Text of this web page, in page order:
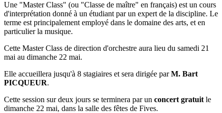
Une "Master Class" (ou "Classe de maître" en français) est un cours
d'interprétation donné à un étudiant par un expert de la discipline. Le
terme est principalement employé dans le domaine des arts, et en
particulier la musique.
Cette Master Class de direction d'orchestre aura lieu du samedi 21
mai au dimanche 22 mai.
Elle accueillera jusqu'à 8 stagiaires et sera dirigée parM. Bart
PICQUEUR.
Cette session sur deux jours se terminera par un concert gratuit le
dimanche 22 mai, dans la salle des fêtes de Fives.